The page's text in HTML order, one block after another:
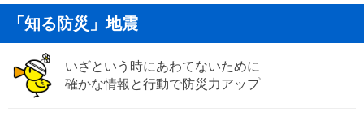
「知る防災」地震
いざという時にあわてないために
確かな情報と行動で防災力アップ